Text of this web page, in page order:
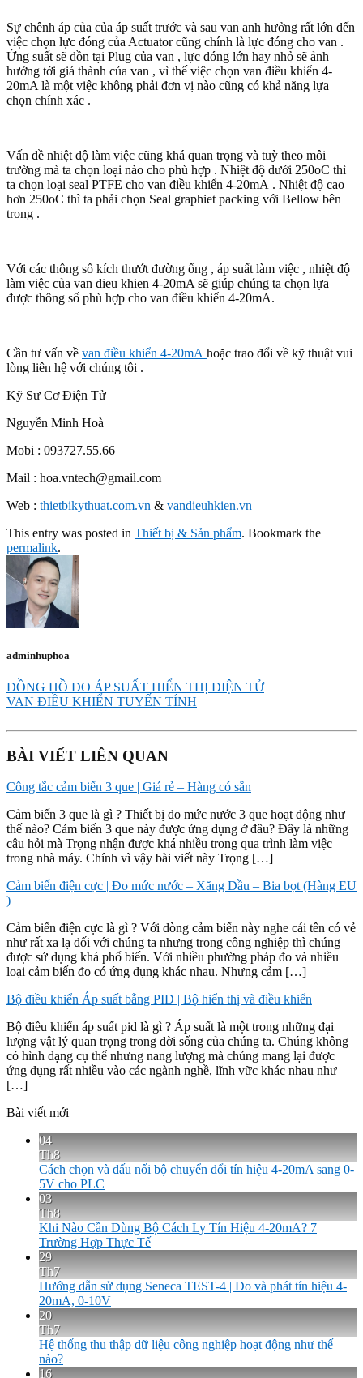
Sự chênh áp của của áp suất trước và sau van anh hưởng rất lớn đến
việc chọn lực đóng của Actuator cũng chính là lực đóng cho van .
Ứng suất sẽ dồn tại Plug của van , lực đóng lớn hay nhỏ sẽ ảnh
hưởng tới giá thành của van , vì thế việc chọn van điều khiển 4-
20mA là một việc không phải đơn vị nào cũng có khả năng lựa
chọn chính xác .
Vấn đề nhiệt độ làm việc cũng khá quan trọng và tuỳ theo môi
trường mà ta chọn loại nào cho phù hợp . Nhiệt độ dưới 250oC thì
ta chọn loại seal PTFE cho van điều khiển 4-20mA . Nhiệt độ cao
hơn 250oC thì ta phải chọn Seal graphiet packing với Bellow bên
trong .
Với các thông số kích thướt đường ống , áp suất làm việc , nhiệt độ
làm việc của van dieu khien 4-20mA sẽ giúp chúng ta chọn lựa
được thông số phù hợp cho van điều khiển 4-20mA.
Cần tư vấn về van điều khiển 4-20mA hoặc trao đổi về kỹ thuật vui
lòng liên hệ với chúng tôi .
Kỹ Sư Cơ Điện Tử
Nguyễn Minh Hoà
Mobi : 093727.55.66
Mail : hoa.vntech@gmail.com
Web : thietbikythuat.com.vn & vandieuhkien.vn
This entry was posted in Thiết bị & Sản phẩm. Bookmark the
permalink.
adminhuphoa
ĐỒNG HỒ ĐO ÁP SUẤT HIỂN THỊ ĐIỆN TỬ
VAN ĐIỀU KHIỂN TUYẾN TÍNH
BÀI VIẾT LIÊN QUAN
Công tắc cảm biến 3 que | Giá rẻ – Hàng có sẵn
Cảm biến 3 que là gì ? Thiết bị đo mức nước 3 que hoạt động như
thế nào? Cảm biến 3 que này được ứng dụng ở đâu? Đây là những
câu hỏi mà Trọng nhận được khá nhiều trong qua trình làm việc
trong nhà máy. Chính vì vậy bài viết này Trọng […]
Cảm biến điện cực | Đo mức nước – Xăng Dầu – Bia bọt (Hàng EU
)
Cảm biến điện cực là gì ? Với dòng cảm biến này nghe cái tên có vẻ
như rất xa lạ đối với chúng ta nhưng trong công nghiệp thì chúng
được sử dụng khá phổ biến. Với nhiều phường pháp đo và nhiều
loại cảm biến đo có ứng dụng khác nhau. Nhưng cảm […]
Bộ điều khiển Áp suất bằng PID | Bộ hiển thị và điều khiển
Bộ điều khiển áp suất pid là gì ? Áp suất là một trong những đại
lượng vật lý quan trọng trong đời sống của chúng ta. Chúng không
có hình dạng cụ thể nhưng nang lượng mà chúng mang lại được
ứng dụng rất nhiều vào các ngành nghề, lĩnh vữc khác nhau như
[…]
Bài viết mới
04
Th8
Cách chọn và đấu nối bộ chuyển đổi tín hiệu 4-20mA sang 0-
5V cho PLC
03
Th8
Khi Nào Cần Dùng Bộ Cách Ly Tín Hiệu 4-20mA? 7
Trường Hợp Thực Tế
29
Th7
Hướng dẫn sử dụng Seneca TEST-4 | Đo và phát tín hiệu 4-
20mA, 0-10V
20
Th7
Hệ thống thu thập dữ liệu công nghiệp hoạt động như thế
nào?
16